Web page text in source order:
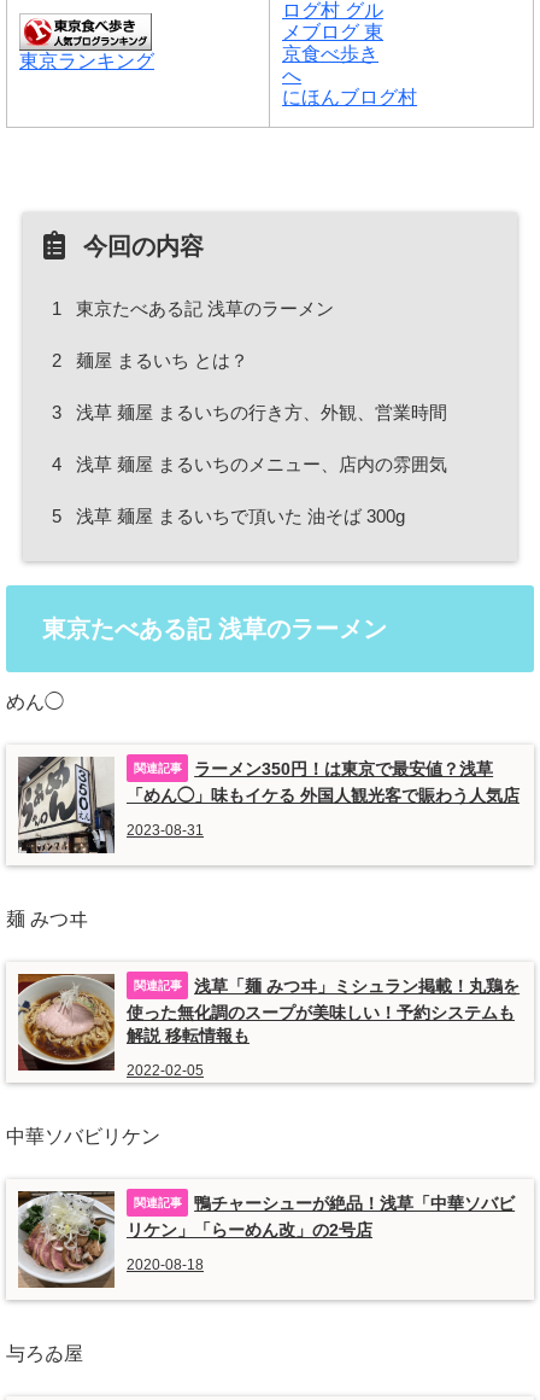
東京ランキング
にほんブログ村
今回の内容
1 東京たべある記 浅草のラーメン
2 麺屋 まるいち とは？
3 浅草 麺屋 まるいちの行き方、外観、営業時間
4 浅草 麺屋 まるいちのメニュー、店内の雰囲気
5 浅草 麺屋 まるいちで頂いた 油そば 300g
東京たべある記 浅草のラーメン
めん◯
ラーメン350円！は東京で最安値？浅草
「めん◯」味もイケる 外国人観光客で賑わう人気店
2023-08-31
麺 みつヰ
浅草「麺 みつヰ」ミシュラン掲載！丸鶏を
使った無化調のスープが美味しい！予約システムも
解説 移転情報も
2022-02-05
中華ソバビリケン
鴨チャーシューが絶品！浅草「中華ソバビ
リケン」「らーめん改」の2号店
2020-08-18
与ろゐ屋